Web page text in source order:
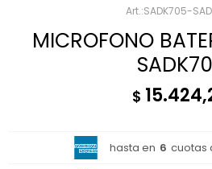
SADK705-
MICROFONO
$
hasta en 6 cuotas